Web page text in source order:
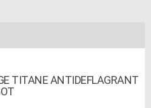
TITANE ANTIDEFLAGRANT